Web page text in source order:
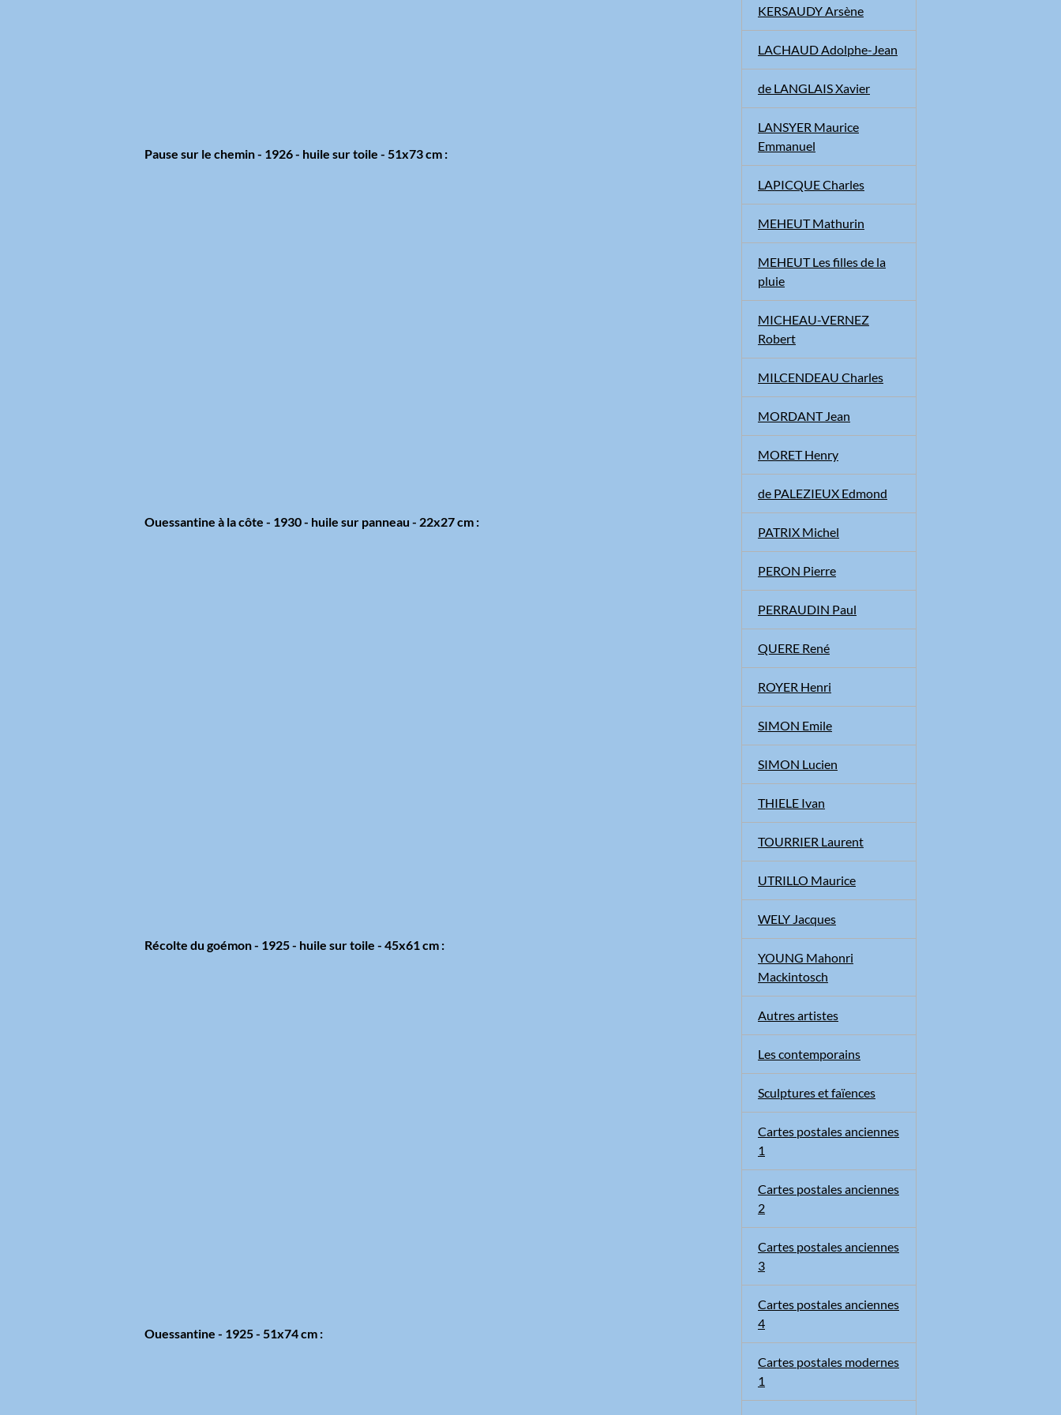
Pause sur le chemin - 1926 - huile sur toile - 51x73 cm :
Ouessantine à la côte - 1930 - huile sur panneau - 22x27 cm :
Récolte du goémon - 1925 - huile sur toile - 45x61 cm :
Ouessantine - 1925 - 51x74 cm :
KERSAUDY Arsène
LACHAUD Adolphe-Jean
de LANGLAIS Xavier
LANSYER Maurice
Emmanuel
LAPICQUE Charles
MEHEUT Mathurin
MEHEUT Les filles de la
pluie
MICHEAU-VERNEZ
Robert
MILCENDEAU Charles
MORDANT Jean
MORET Henry
de PALEZIEUX Edmond
PATRIX Michel
PERON Pierre
PERRAUDIN Paul
QUERE René
ROYER Henri
SIMON Emile
SIMON Lucien
THIELE Ivan
TOURRIER Laurent
UTRILLO Maurice
WELY Jacques
YOUNG Mahonri
Mackintosch
Autres artistes
Les contemporains
Sculptures et faïences
Cartes postales anciennes
1
Cartes postales anciennes
2
Cartes postales anciennes
3
Cartes postales anciennes
4
Cartes postales modernes
1